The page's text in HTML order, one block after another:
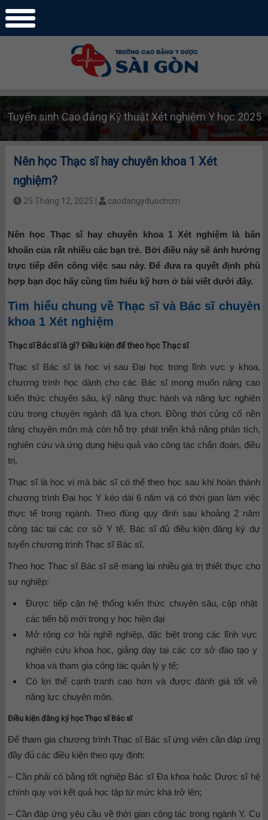
Tuyển sinh Cao đẳng Kỹ thuật Xét nghiệm Y học 2025
Nên học Thạc sĩ hay chuyên khoa 1 Xét
nghiệm?
25 Tháng 12, 2025 | caodangyduochcm
Nên học Thạc sĩ hay chuyên khoa 1 Xét nghiệm là băn
khoăn của rất nhiều các bạn trẻ. Bởi điều này sẽ ảnh hưởng
trực tiếp đến công việc sau này. Để đưa ra quyết định phù
hợp bạn đọc hãy cùng tìm hiểu kỹ hơn ở bài viết dưới đây.
Tìm hiểu chung về Thạc sĩ và Bác sĩ chuyên
khoa 1 Xét nghiệm
Thạc sĩ Bác sĩ là gì? Điều kiện để theo học Thạc sĩ
Thạc sĩ Bác sĩ là học vị sau Đại học trong lĩnh vực y khoa,
chương trình học dành cho các Bác sĩ mong muốn nâng cao
kiến thức chuyên sâu, kỹ năng thực hành và năng lực nghiên
cứu trong chuyên ngành đã lựa chọn. Đồng thời củng cố nền
tảng chuyên môn mà còn hỗ trợ phát triển khả năng phân tích,
nghiên cứu và ứng dụng hiệu quả vào công tác chẩn đoán, điều
trị.
Thạc sĩ là học vị mà bác sĩ có thể theo học sau khi hoàn thành
chương trình Đại học Y kéo dài 6 năm và có thời gian làm việc
thực tế trong ngành. Theo đúng quy định sau khoảng 2 năm
công tác tại các cơ sở Y tế, Bác sĩ đủ điều kiện đăng ký dự
tuyển chương trình Thạc sĩ Bác sĩ.
Theo học Thạc sĩ Bác sĩ sẽ mang lại nhiều giá trị thiết thực cho
sự nghiệp:
Được tiếp cận hệ thống kiến thức chuyên sâu, cập nhật
các tiến bộ mới trong y học hiện đại
Mở rộng cơ hội nghề nghiệp, đặc biệt trong các lĩnh vực
nghiên cứu khoa học, giảng dạy tại các cơ sở đào tạo y
khoa và tham gia công tác quản lý y tế;
Có lợi thế cạnh tranh cao hơn và được đánh giá tốt về
năng lực chuyên môn.
Điều kiện đăng ký học Thạc sĩ Bác sĩ
Để tham gia chương trình Thạc sĩ Bác sĩ ứng viên cần đáp ứng
đầy đủ các điều kiện theo quy định:
– Cần phải có bằng tốt nghiệp Bác sĩ Đa khoa hoặc Dược sĩ hệ
chính quy với kết quả học tập từ mức khá trở lên;
– Cần đáp ứng yêu cầu về thời gian công tác trong ngành Y. Cụ